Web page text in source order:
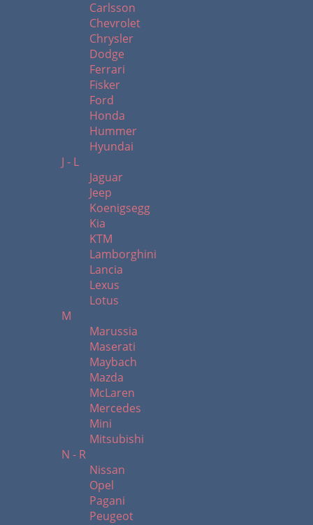
Carlsson
Chevrolet
Chrysler
Dodge
Ferrari
Fisker
Ford
Honda
Hummer
Hyundai
J - L
Jaguar
Jeep
Koenigsegg
Kia
KTM
Lamborghini
Lancia
Lexus
Lotus
M
Marussia
Maserati
Maybach
Mazda
McLaren
Mercedes
Mini
Mitsubishi
N - R
Nissan
Opel
Pagani
Peugeot